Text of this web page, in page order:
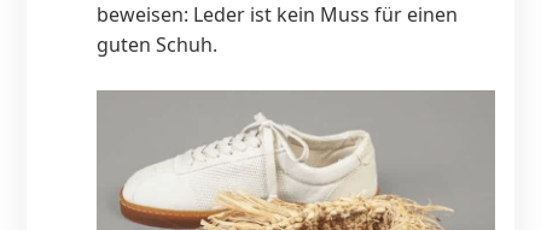
beweisen: Leder ist kein Muss für einen
guten Schuh.